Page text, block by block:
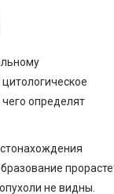
определят
не видны.